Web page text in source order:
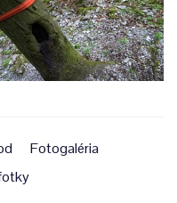
Fotogaléria